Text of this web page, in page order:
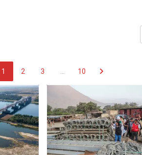
1 2 3 10 chevron_right